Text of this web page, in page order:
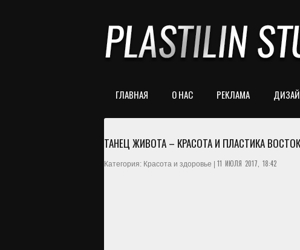
ГЛАВНАЯ О НАС РЕКЛАМА
ТАНЕЦ ЖИВОТА – КРАСОТА И ПЛАСТИКА
Категория: Красота и здоровье | 11 ИЮЛЯ 2017, 18:42